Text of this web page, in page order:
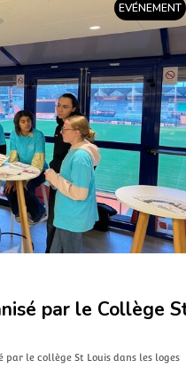
EVÉNEMENT
par le Collège
par le collège St Louis dans les loges